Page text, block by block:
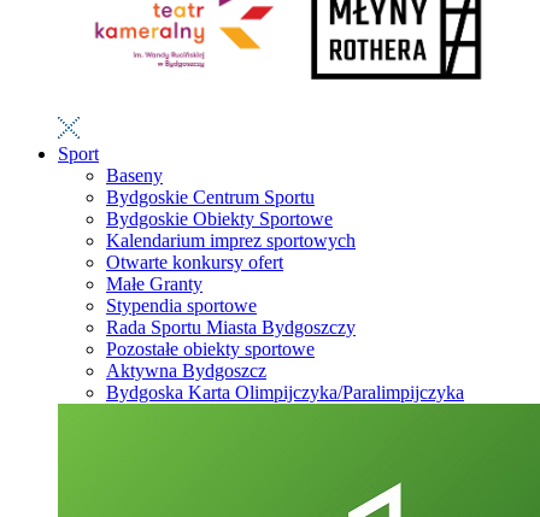
Sport
Baseny
Bydgoskie Centrum Sportu
Bydgoskie Obiekty Sportowe
Kalendarium imprez sportowych
Otwarte konkursy ofert
Małe Granty
Stypendia sportowe
Rada Sportu Miasta Bydgoszczy
Pozostałe obiekty sportowe
Aktywna Bydgoszcz
Bydgoska Karta Olimpijczyka/Paralimpijczyka